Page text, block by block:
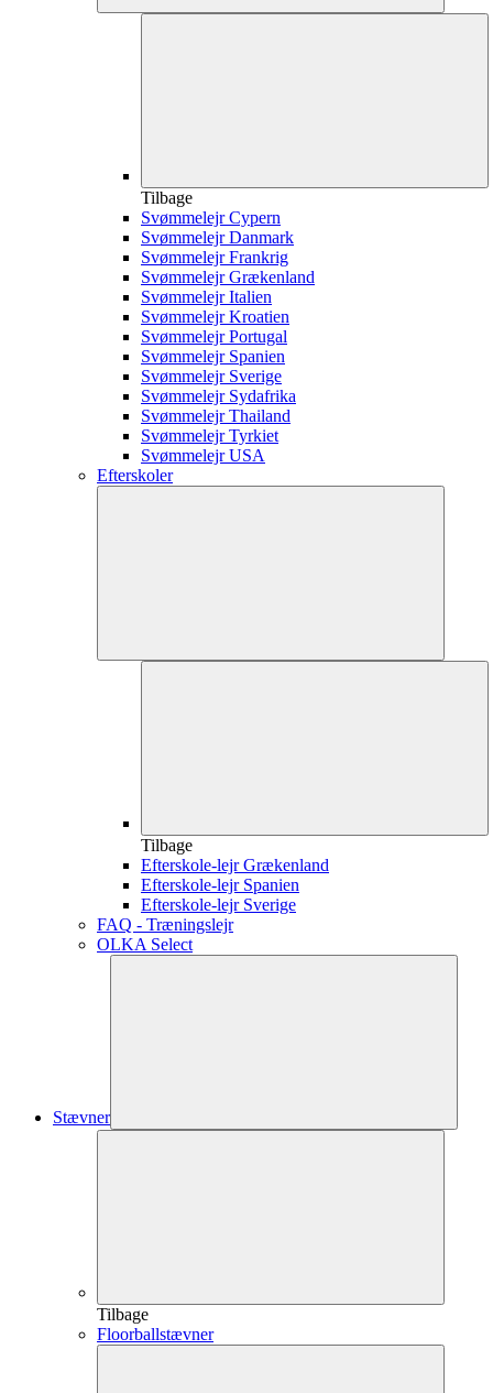
Tilbage
Svømmelejr Cypern
Svømmelejr Danmark
Svømmelejr Frankrig
Svømmelejr Grækenland
Svømmelejr Italien
Svømmelejr Kroatien
Svømmelejr Portugal
Svømmelejr Spanien
Svømmelejr Sverige
Svømmelejr Sydafrika
Svømmelejr Thailand
Svømmelejr Tyrkiet
Svømmelejr USA
Efterskoler
Tilbage
Efterskole-lejr Grækenland
Efterskole-lejr Spanien
Efterskole-lejr Sverige
FAQ - Træningslejr
OLKA Select
Stævner
Tilbage
Floorballstævner